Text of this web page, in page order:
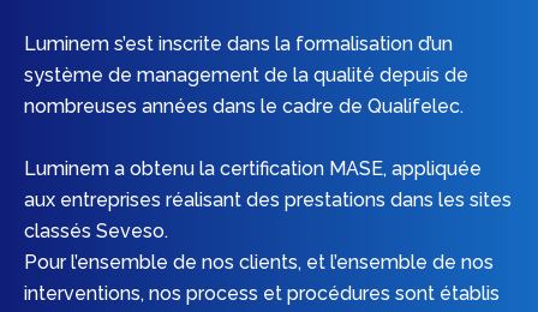
Luminem s’est inscrite dans la formalisation d’un
système de management de la qualité depuis de
nombreuses années dans le cadre de Qualifelec.
Luminem a obtenu la certification MASE, appliquée
aux entreprises réalisant des prestations dans les sites
classés Seveso.
Pour l’ensemble de nos clients, et l’ensemble de nos
interventions, nos process et procédures sont établis